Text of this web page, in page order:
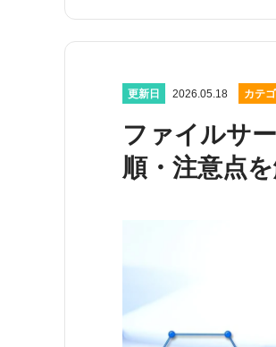
更新日 2026.05.18 カテ
ファイルサ
順・注意点